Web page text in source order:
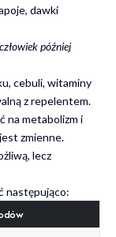
dawki
później
cebuli, witaminy
z repelentem.
na metabolizm i
zmienne.
lecz
następująco: